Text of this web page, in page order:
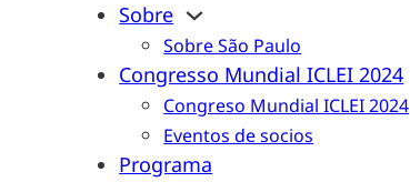
Sobre
Sobre São Paulo
Congresso Mundial ICLEI 2024
Congreso Mundial ICLEI 2024
Eventos de socios
Programa